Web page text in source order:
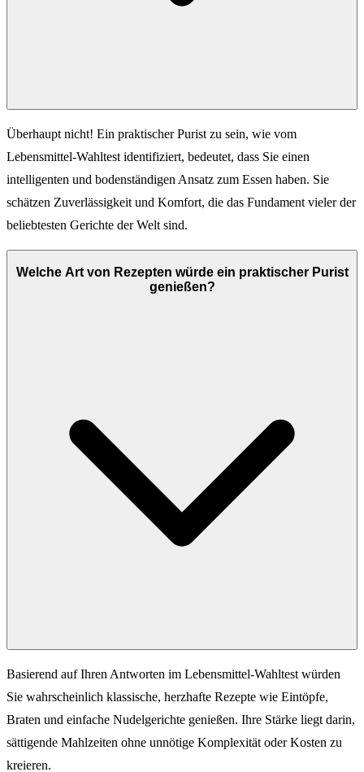
Überhaupt nicht! Ein praktischer Purist zu sein, wie vom
Lebensmittel-Wahltest identifiziert, bedeutet, dass Sie einen
intelligenten und bodenständigen Ansatz zum Essen haben. Sie
schätzen Zuverlässigkeit und Komfort, die das Fundament vieler der
beliebtesten Gerichte der Welt sind.
Welche Art von Rezepten würde ein praktischer Purist
genießen?
Basierend auf Ihren Antworten im Lebensmittel-Wahltest würden
Sie wahrscheinlich klassische, herzhafte Rezepte wie Eintöpfe,
Braten und einfache Nudelgerichte genießen. Ihre Stärke liegt darin,
sättigende Mahlzeiten ohne unnötige Komplexität oder Kosten zu
kreieren.